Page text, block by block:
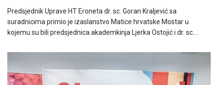
Predsjednik Uprave HT Eroneta dr. sc. Goran Kraljević sa
suradnicima primio je izaslanstvo Matice hrvatske Mostar u
kojemu su bili predsjednica akademkinja Ljerka Ostojić i dr. sc.